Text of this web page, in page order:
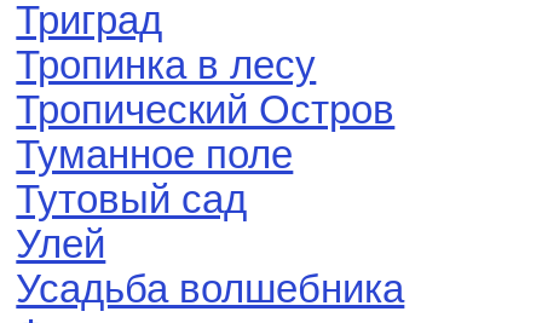
Триград
Тропинка в лесу
Тропический Остров
Туманное поле
Тутовый сад
Улей
Усадьба волшебника